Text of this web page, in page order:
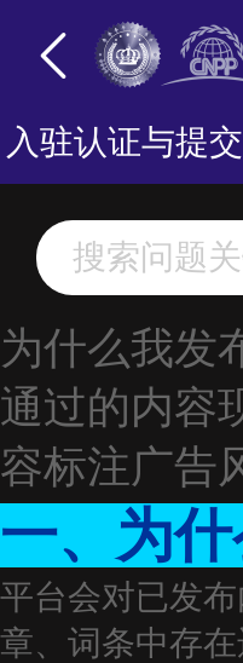
入驻认证与提
为什么我发
通过的内容
容标注广告
一、为
平台会对已发
章、词条中存